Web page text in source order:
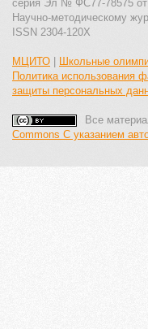
серия Эл № ФС77-78575
Научно-методическому
ISSN 2304-120X
МЦИТО Школьные
Политика использования
защиты персональных
Все
Commons С указанием